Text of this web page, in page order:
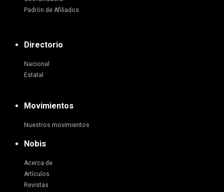
Padrón de Afiliados
Directorio
Nacional
Estatal
Movimientos
Nuestros movimientos
Nobis
Acerca de
Artículos
Revistas